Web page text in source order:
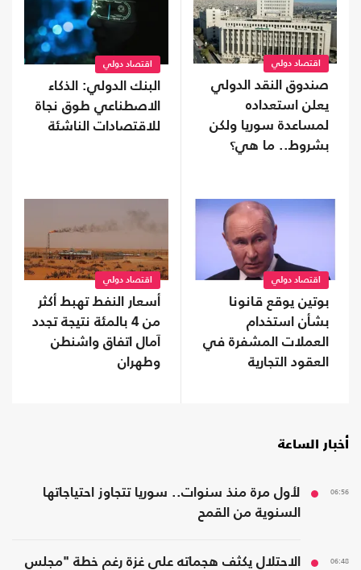
اقتصاد دولي
صندوق النقد الدولي
يعلن استعداده
لمساعدة سوريا ولكن
بشروط.. ما هي؟
اقتصاد دولي
البنك الدولي: الذكاء
الاصطناعي طوق نجاة
للاقتصادات الناشئة
اقتصاد دولي
بوتين يوقع قانونا
بشأن استخدام
العملات المشفرة في
العقود التجارية
اقتصاد دولي
أسعار النفط تهبط أكثر
من 4 بالمئة نتيجة تجدد
آمال اتفاق واشنطن
وطهران
أخبار الساعة
06:56
لأول مرة منذ سنوات.. سوريا تتجاوز احتياجاتها
السنوية من القمح
06:48
الاحتلال يكثف هجماته على غزة رغم خطة "مجلس